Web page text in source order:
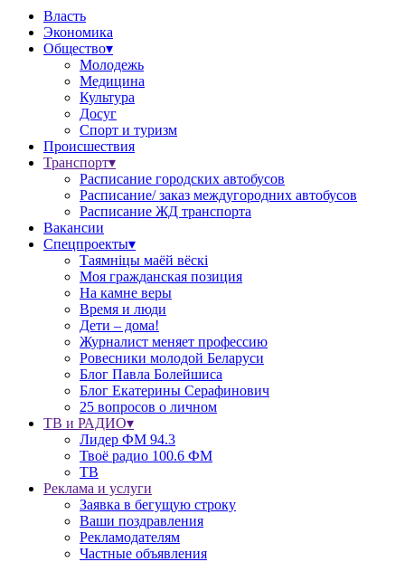
Власть
Экономика
Общество▾
Молодежь
Медицина
Культура
Досуг
Спорт и туризм
Происшествия
Транспорт▾
Расписание городских автобусов
Расписание/ заказ междугородних автобусов
Расписание ЖД транспорта
Вакансии
Спецпроекты▾
Таямніцы маёй вёскі
Моя гражданская позиция
На камне веры
Время и люди
Дети – дома!
Журналист меняет профессию
Ровесники молодой Беларуси
Блог Павла Болейшиса
Блог Екатерины Серафинович
25 вопросов о личном
ТВ и РАДИО▾
Лидер ФМ 94.3
Твоё радио 100.6 ФМ
ТВ
Реклама и услуги
Заявка в бегущую строку
Ваши поздравления
Рекламодателям
Частные объявления